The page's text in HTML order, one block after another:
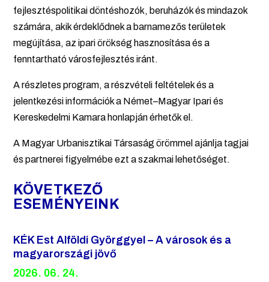
fejlesztéspolitikai döntéshozók, beruházók és mindazok
számára, akik érdeklődnek a barnamezős területek
megújítása, az ipari örökség hasznosítása és a
fenntartható városfejlesztés iránt.
A részletes program, a részvételi feltételek és a
jelentkezési információk a Német–Magyar Ipari és
Kereskedelmi Kamara honlapján érhetők el.
A Magyar Urbanisztikai Társaság örömmel ajánlja tagjai
és partnerei figyelmébe ezt a szakmai lehetőséget.
KÖVETKEZŐ
ESEMÉNYEINK
KÉK Est Alföldi Györggyel – A városok és a
magyarországi jövő
2026. 06. 24.